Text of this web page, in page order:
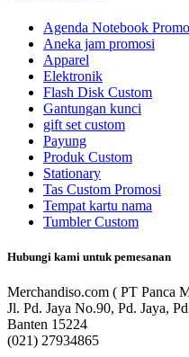
Agenda Notebook
Aneka jam promosi
Apparel
Elektronik
Flash Disk Custom
Gantungan kunci
gift set custom
Payung
Produk Custom
Stationary
Tas Custom Promosi
Tempat kartu nama
Tumbler Custom
Hubungi kami untuk pemesanan
Merchandiso.com ( PT Panca
Jl. Pd. Jaya No.90, Pd. Jaya,
Banten 15224
(021) 27934865